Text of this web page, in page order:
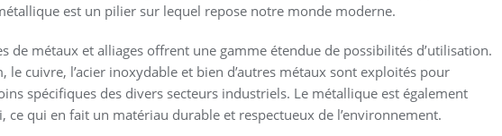
est un pilier sur lequel repose notre monde moderne.
de métaux et alliages offrent une gamme étendue de possibilités d’utilisation.
le cuivre, l’acier inoxydable et bien d’autres métaux sont exploités pour
spécifiques des divers secteurs industriels. Le métallique est également
ce qui en fait un matériau durable et respectueux de l’environnement.